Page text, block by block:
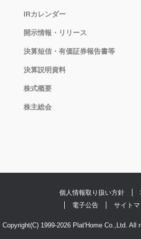
IRカレンダー
開示情報・リリース
決算短信・有価証券報告書等
決算説明資料
株式概要
株主総会
Copyright(C) 1999-2026 Plat'Home Co.,Ltd. All
個人情報取り扱い方針
電子公告
サイト